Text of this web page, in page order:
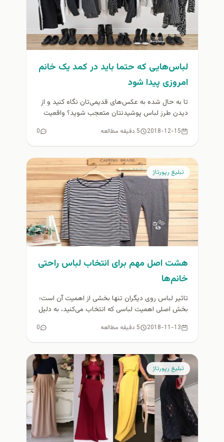
لباس‌هایی که حتما باید در کمد یک خانم
امروزی پیدا شود
تا به حال شده به عکس‌های قدیمی‌تان نگاه کنید و از
دیدن طرز لباس پوشیدنتان متعجب شوید؟ واقعیت
2018-12-15 5 دقیقه مطالعه 0
تبلیغ رپورتاژ
هشت اصل مهم برای انتخاب لباس راحتی
خانم‌ها
تاثیر لباس روی دیگران تنها بخشی از اهمیت آن است؛
بخش اصلی اهمیت لباسی که انتخاب می‌کنید، به دلیل
2018-11-13 5 دقیقه مطالعه 0
تبلیغ رپورتاژ